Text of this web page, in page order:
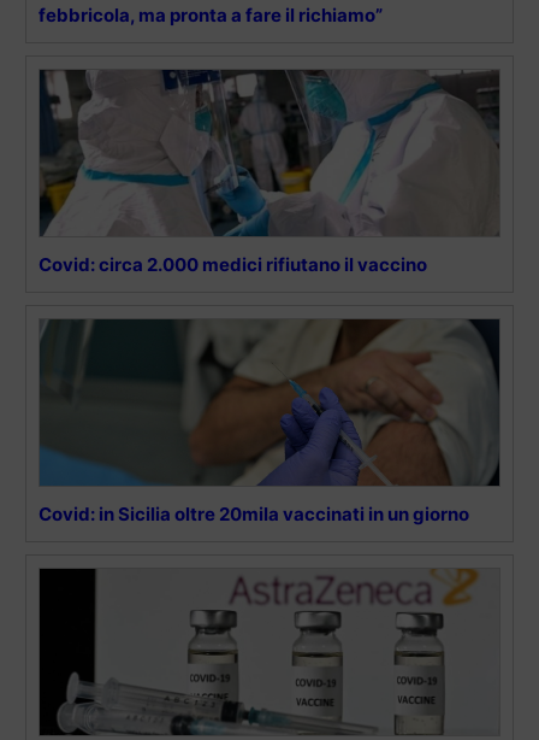
febbricola, ma pronta a fare il richiamo”
Covid: circa 2.000 medici rifiutano il vaccino
Covid: in Sicilia oltre 20mila vaccinati in un giorno